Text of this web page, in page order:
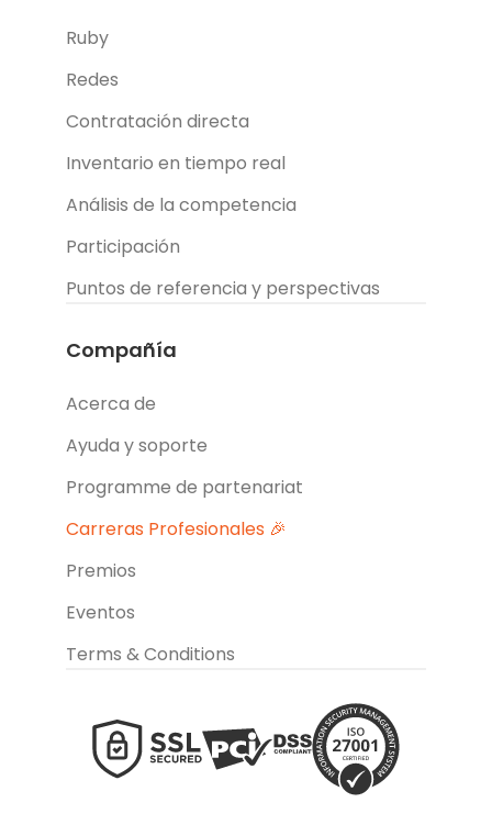
Ruby
Redes
Contratación directa
Inventario en tiempo real
Análisis de la competencia
Participación
Puntos de referencia y perspectivas
Compañía
Acerca de
Ayuda y soporte
Programme de partenariat
Carreras Profesionales 🎉
Premios
Eventos
Terms & Conditions